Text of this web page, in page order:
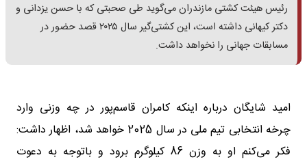
رئیس هیئت کشتی مازندران می‌گوید طی صحبتی که با حسن یزدانی و
دکتر کیهانی داشته است،‌ این کشتی‌گیر سال ۲۰۲۵ قصد حضور در
مسابقات جهانی را نخواهد داشت.
امید شایگان درباره اینکه کامران قاسم‌پور در چه وزنی وارد
چرخه انتخابی تیم ملی در سال 2025 خواهد شد، اظهار داشت:‌
فکر می‌کنم او به وزن 86 کیلوگرم برود و باتوجه به دعوت